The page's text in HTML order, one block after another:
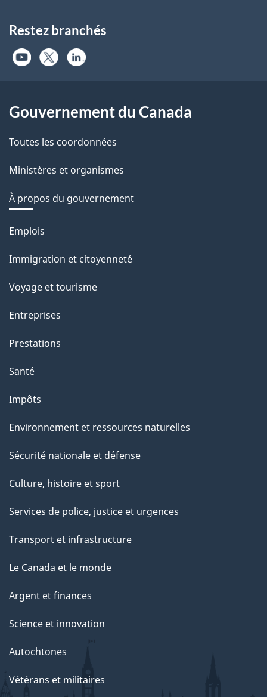
Restez branchés
Gouvernement du Canada
Toutes les coordonnées
Ministères et organismes
À propos du gouvernement
Thèmes
sujets
Emplois
Immigration et citoyenneté
Voyage et tourisme
Entreprises
Prestations
Santé
Impôts
Environnement et ressources naturelles
Sécurité nationale et défense
Culture, histoire et sport
Services de police, justice et urgences
Transport et infrastructure
Le Canada et le monde
Argent et finances
Science et innovation
Autochtones
Vétérans et militaires